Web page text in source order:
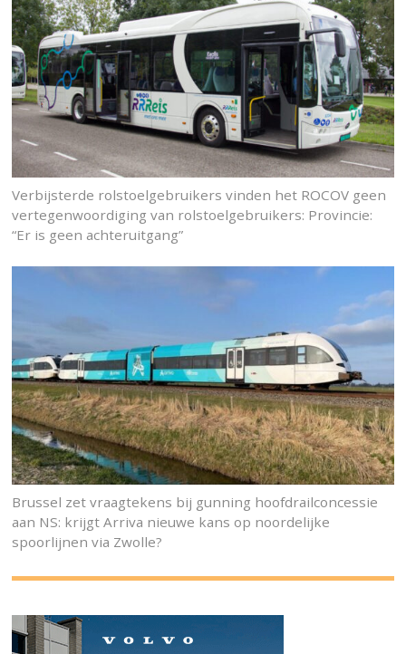
Verbijsterde rolstoelgebruikers vinden het ROCOV geen
vertegenwoordiging van rolstoelgebruikers: Provincie:
“Er is geen achteruitgang”
Brussel zet vraagtekens bij gunning hoofdrailconcessie
aan NS: krijgt Arriva nieuwe kans op noordelijke
spoorlijnen via Zwolle?